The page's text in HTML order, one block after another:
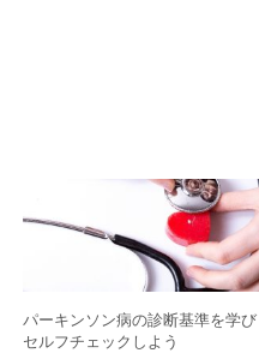
パーキンソン病の診断基準を学び
セルフチェックしよう